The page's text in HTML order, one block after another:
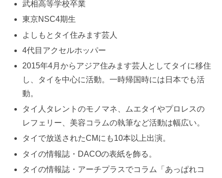
武相高等学校卒業
東京NSC4期生
よしもとタイ住みます芸人
4代目アクセルホッパー
2015年4月からアジア住みます芸人としてタイに移住
し、タイを中心に活動。一時帰国時には日本でも活
動。
タイ人タレントのモノマネ、ムエタイやプロレスの
レフェリー、美容コラムの執筆など活動は幅広い。
タイで放送されたCMにも10本以上出演。
タイの情報誌・DACOの表紙を飾る。
タイの情報誌・アーチプラスでコラム「あっぱれコ